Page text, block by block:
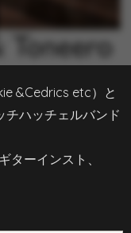
&Cedrics etc）と
チハッチェルバンド
ターインスト、